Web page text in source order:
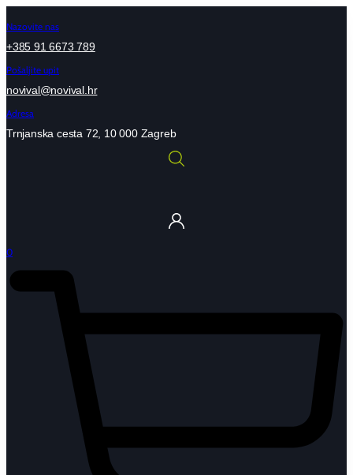
na
sadržaj
Nazovite nas
+385 91 6673 789
Pošaljite upit
novival@novival.hr
Adresa
Trnjanska cesta 72, 10 000 Zagreb
0